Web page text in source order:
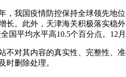
，我国疫情防控保持全球领先地
长。此外，天津海关积极落实稳
国平均水平高10.5个百分点。12
不对其内容的真实性、完整性、
时删除处理。